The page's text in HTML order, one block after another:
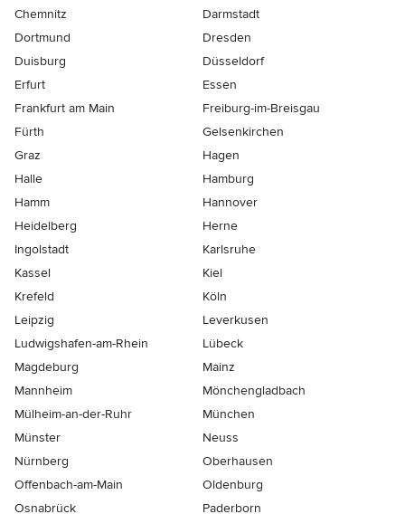
Chemnitz
Darmstadt
Dortmund
Dresden
Duisburg
Düsseldorf
Erfurt
Essen
Frankfurt am Main
Freiburg-im-Breisgau
Fürth
Gelsenkirchen
Graz
Hagen
Halle
Hamburg
Hamm
Hannover
Heidelberg
Herne
Ingolstadt
Karlsruhe
Kassel
Kiel
Krefeld
Köln
Leipzig
Leverkusen
Ludwigshafen-am-Rhein
Lübeck
Magdeburg
Mainz
Mannheim
Mönchen­gladbach
Mülheim-an-der-Ruhr
München
Münster
Neuss
Nürnberg
Oberhausen
Offenbach-am-Main
Oldenburg
Osnabrück
Paderborn